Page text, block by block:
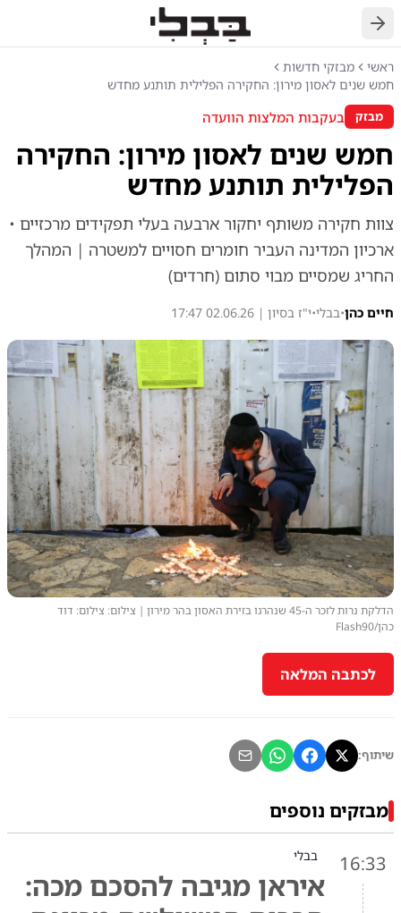
חזרה
ראשי
מבזקי חדשות
חמש שנים לאסון מירון: החקירה הפלילית תותנע מחדש
מבזק בעקבות המלצות הוועדה
חמש שנים לאסון מירון: החקירה
הפלילית תותנע מחדש
צוות חקירה משותף יחקור ארבעה בעלי תפקידים מרכזיים •
ארכיון המדינה העביר חומרים חסויים למשטרה | המהלך
החריג שמסיים מבוי סתום (חרדים)
חיים כהן•בבלי•י"ז בסיון | 02.06.26 17:47
הדלקת נרות לזכר ה-45 שנהרגו בזירת האסון בהר מירון | צילום: צילום: דוד
כהן/Flash90
לכתבה המלאה
שיתוף:
מבזקים נוספים
16:33 בבלי
איראן מגיבה להסכם מכה: